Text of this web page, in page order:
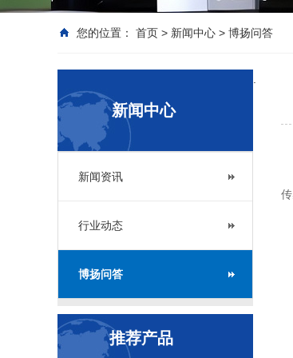
您的位置： 首页 > 新闻中心 > 博扬问答
新闻中心
新闻资讯
行业动态
博扬问答
推荐产品